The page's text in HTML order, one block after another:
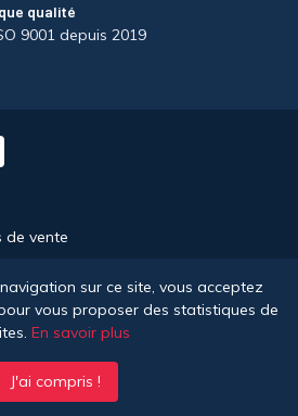
qualité
9001 depuis 2019
de vente
sur ce site, vous acceptez
vous proposer des statistiques de
En savoir plus
J'ai compris !